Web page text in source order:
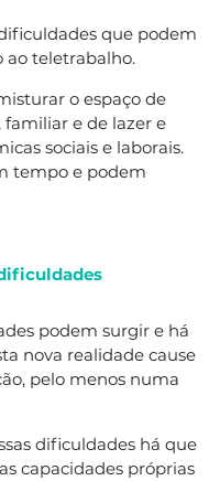
que podem
ao teletrabalho.
o espaço de
familiar e de lazer e
sociais e laborais.
tempo e podem
podem surgir e há
nova realidade cause
pelo menos numa
dificuldades há que
capacidades próprias